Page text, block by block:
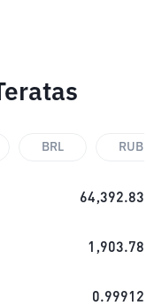
BRL RUB
64,392.83
1,903.78
0.99912